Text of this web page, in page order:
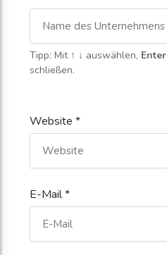
Tipp: Mit ↑ ↓ auswählen, Enter
schließen.
Website *
E-Mail *